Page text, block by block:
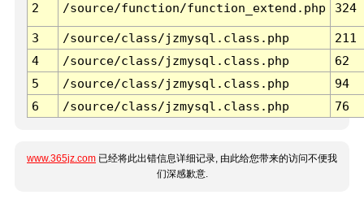
2 /source/function/function_extend.php 324
3 /source/class/jzmysql.class.php
211
4
/source/class/jzmysql.class.php
62
5
/source/class/jzmysql.class.php
94
6
/source/class/jzmysql.class.php 76
www.365jz.com 已经将此出错信息详细记录, 由此给您带来的访问不便我
们深感歉意.